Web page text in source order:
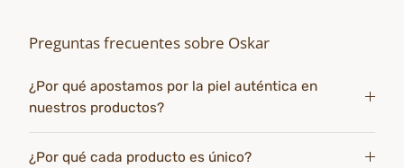
Preguntas frecuentes sobre Oskar
¿Por qué apostamos por la piel auténtica en
nuestros productos?
¿Por qué cada producto es único?